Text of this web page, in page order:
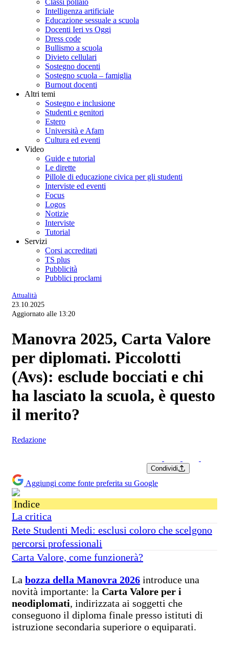
Classi pollaio
Intelligenza artificiale
Educazione sessuale a scuola
Docenti Ieri vs Oggi
Dress code
Bullismo a scuola
Divieto cellulari
Sostegno docenti
Sostegno scuola – famiglia
Burnout docenti
Altri temi
Sostegno e inclusione
Studenti e genitori
Estero
Università e Afam
Cultura ed eventi
Video
Guide e tutorial
Le dirette
Pillole di educazione civica per gli studenti
Interviste ed eventi
Focus
Logos
Notizie
Interviste
Tutorial
Servizi
Corsi accreditati
TS plus
Pubblicità
Pubblici proclami
Attualità
23.10.2025
Aggiornato alle 13:20
Manovra 2025, Carta Valore
per diplomati. Piccolotti
(Avs): esclude bocciati e chi
ha lasciato la scuola, è questo
il merito?
Redazione
Condividi
Aggiungi come fonte preferita su Google
Indice
La critica
Rete Studenti Medi: esclusi coloro che scelgono
percorsi professionali
Carta Valore, come funzionerà?
La bozza della Manovra 2026 introduce una
novità importante: la Carta Valore per i
neodiplomati, indirizzata ai soggetti che
conseguono il diploma finale presso istituti di
istruzione secondaria superiore o equiparati.